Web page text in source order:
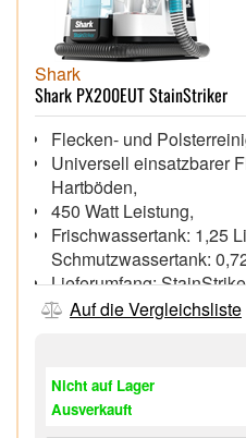
Shark
Shark PX200EUT StainStriker
Flecken- und
Universell einsatzbarer
Hartböden,
450 Watt Leistung,
Frischwassertank: 1,25
Schmutzwassertank:
Lieferumfang:
Polsterreiniger;
Reinigungswerkzeug;
Lösung; 0,335 L Oxy
Auf die Vergleichsliste
Nicht auf Lager
Ausverkauft